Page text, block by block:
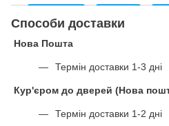
Способи доставки
Нова Пошта
Термін доставки 1-3 дні
Кур'єром до дверей (Нова
Термін доставки 1-2 дні